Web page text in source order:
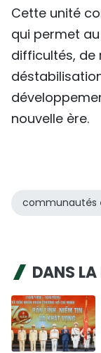
Cette unité
qui permet
difficultés, de
nouvelle ère.
communautés
DANS LA